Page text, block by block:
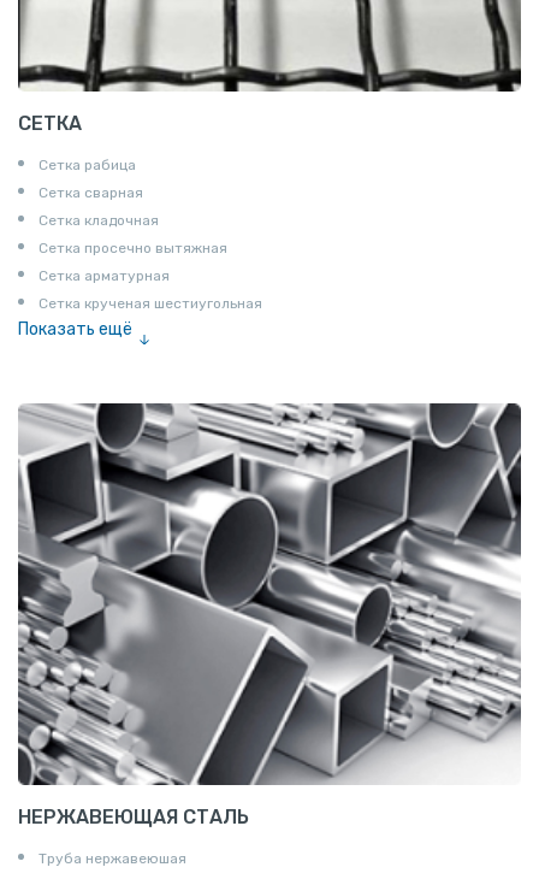
СЕТКА
Сетка рабица
Сетка сварная
Сетка кладочная
Сетка просечно вытяжная
Сетка арматурная
Сетка крученая шестиугольная
Показать ещё
НЕРЖАВЕЮЩАЯ СТАЛЬ
Труба нержавеюшая